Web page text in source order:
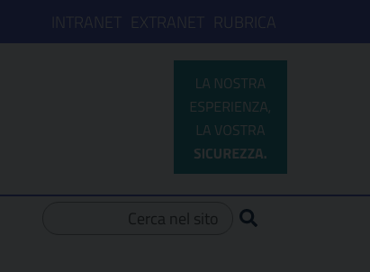
INTRANET EXTRANET RUBRICA